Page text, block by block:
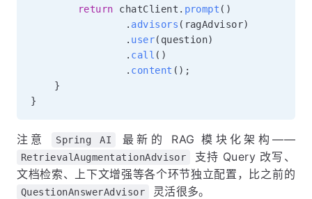
return chatClient . prompt ( )
. advisors ( ragAdvisor)
. user( question)
. call ( )
. content ( ) ;
}
}
注意 Spring AI 最新的 RAG 模块化架构——
RetrievalAugmentationAdvisor
支持 Query 改写、
文档检索、上下文增强等各个环节独立配置，比之前的
QuestionAnswerAdvisor 灵活很多。